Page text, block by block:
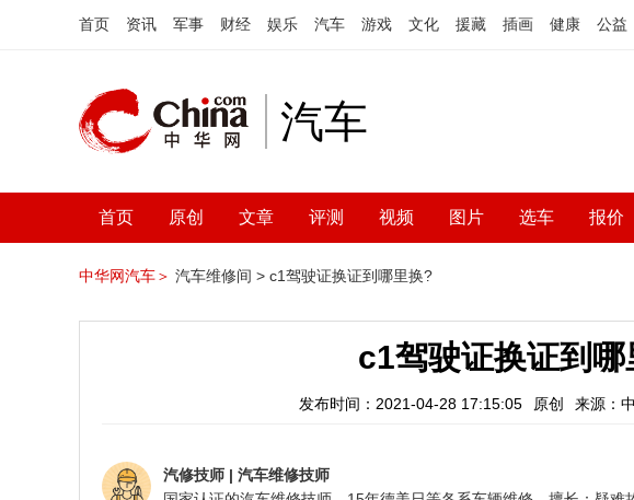
首页 资讯 军事 财经 娱乐 汽车 游戏 文化 援藏 插画 健康 公益
汽车
首页 原创 文章 评测 视频 图片 选车 报价
中华网汽车＞ 汽车维修间 > c1驾驶证换证到哪里换?
c1驾驶证换证到哪
发布时间：2021-04-28 17:15:05 原创 来源：
汽修技师 | 汽车维修技师